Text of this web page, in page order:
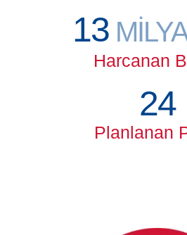
13
Harcanan
24
Planlanan